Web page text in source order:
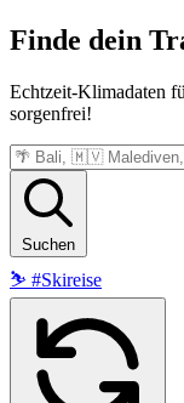
Finde dein
Echtzeit-Klimadaten
sorgenfrei!
Suchen
⛷️ #Skireise